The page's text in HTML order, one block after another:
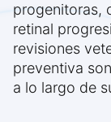
progenitoras,
retinal
revisiones
preventiva
a lo largo de